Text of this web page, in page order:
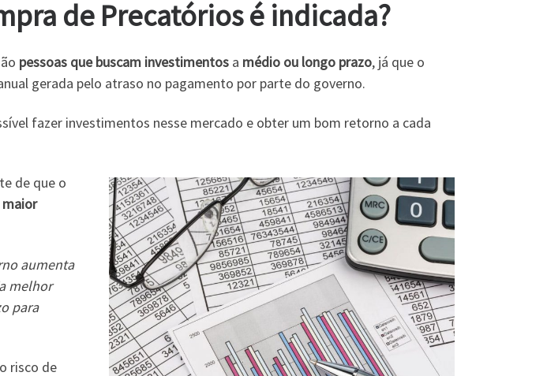
de Precatórios é indicada?
pessoas que buscam investimentos a médio ou longo prazo, já que o
gerada pelo atraso no pagamento por parte do governo.
fazer investimentos nesse mercado e obter um bom retorno a cada
de que o
maior
aumenta
melhor
para
risco de